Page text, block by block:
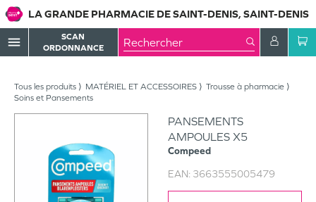
LA GRANDE PHARMACIE DE SAINT-DENIS, SAINT-DENIS
menu
SCAN
ORDONNANCE
Tous les produits MATÉRIEL ET ACCESSOIRES
Trousse à pharmacie
Soins et Pansements
PANSEMENTS
AMPOULES X5
Compeed
EAN: 3663555005479